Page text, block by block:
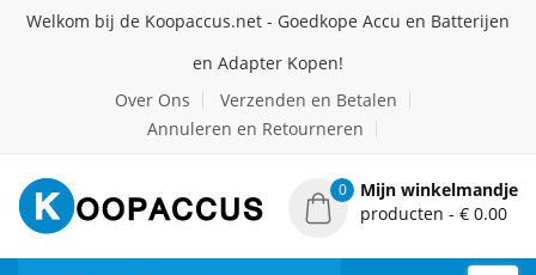
Welkom bij de Koopaccus.net - Goedkope Accu en Batterijen
en Adapter Kopen!
Over Ons
Verzenden en Betalen
Annuleren en Retourneren
0
Mijn winkelmandje
producten - € 0.00